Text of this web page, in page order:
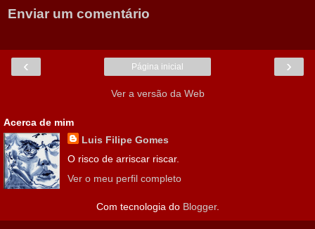
Enviar um comentário
‹ ›
Página inicial
Ver a versão da Web
Acerca de mim
Luis Filipe Gomes
O risco de arriscar riscar.
Ver o meu perfil completo
Com tecnologia do Blogger.